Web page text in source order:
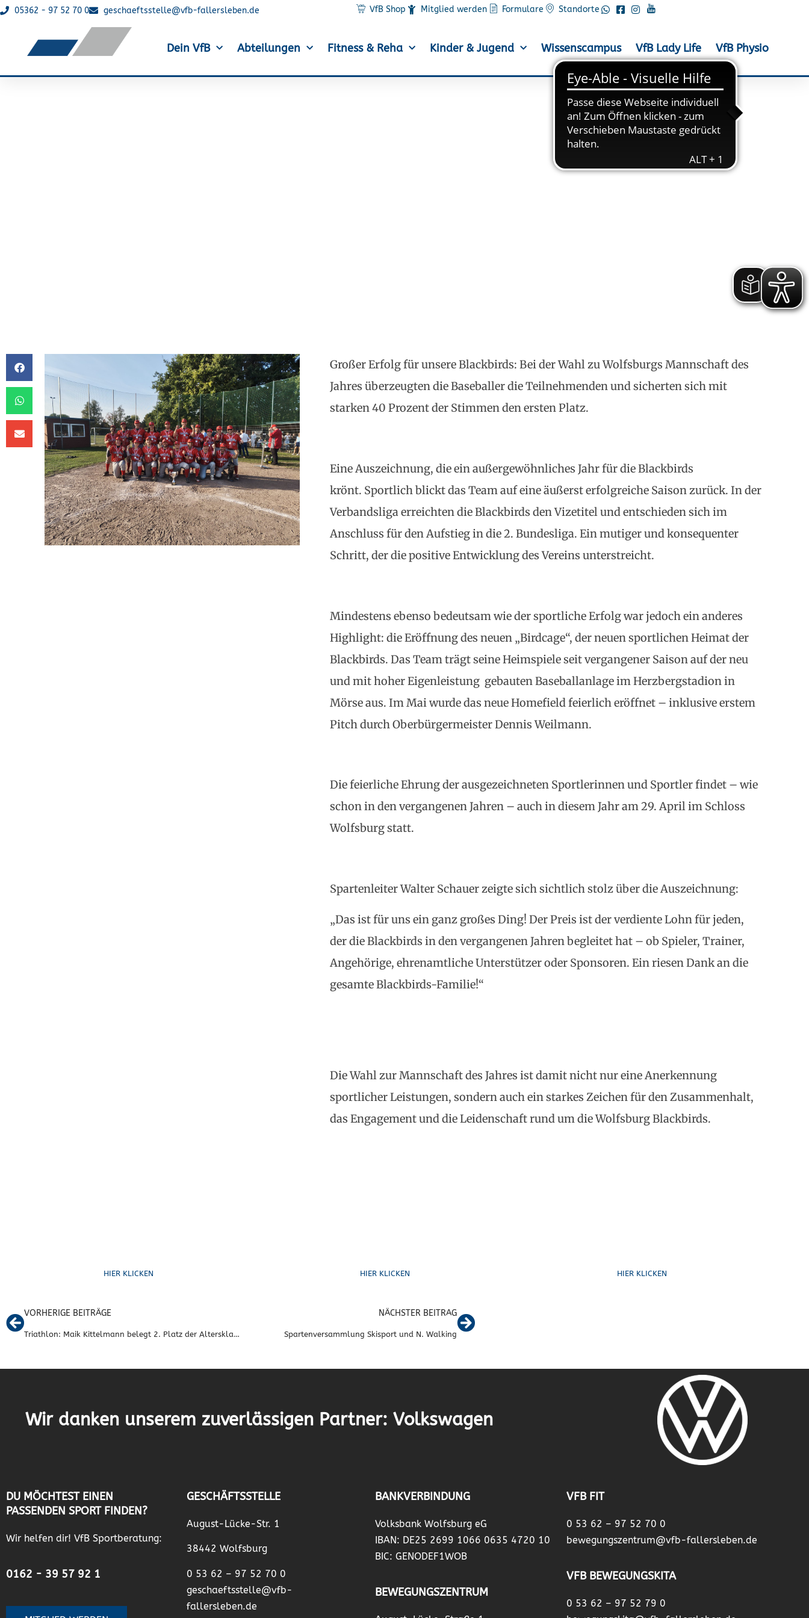
05362 - 97 52 70 0 geschaeftsstelle@vfb-fallersleben.de VfB Shop Mitglied werden Formulare Standorte
Dein VfB Abteilungen Fitness & Reha Kinder & Jugend Wissenscampus VfB Lady Life VfB Physio
Großer Erfolg für unsere Blackbirds: Bei der Wahl zu Wolfsburgs Mannschaft des
Jahres überzeugten die Baseballer die Teilnehmenden und sicherten sich mit
starken 40 Prozent der Stimmen den ersten Platz.
Eine Auszeichnung, die ein außergewöhnliches Jahr für die Blackbirds
krönt. Sportlich blickt das Team auf eine äußerst erfolgreiche Saison zurück. In der
Verbandsliga erreichten die Blackbirds den Vizetitel und entschieden sich im
Anschluss für den Aufstieg in die 2. Bundesliga. Ein mutiger und konsequenter
Schritt, der die positive Entwicklung des Vereins unterstreicht.
Mindestens ebenso bedeutsam wie der sportliche Erfolg war jedoch ein anderes
Highlight: die Eröffnung des neuen „Birdcage“, der neuen sportlichen Heimat der
Blackbirds. Das Team trägt seine Heimspiele seit vergangener Saison auf der neu
und mit hoher Eigenleistung gebauten Baseballanlage im Herzbergstadion in
Mörse aus. Im Mai wurde das neue Homefield feierlich eröffnet – inklusive erstem
Pitch durch Oberbürgermeister Dennis Weilmann.
Die feierliche Ehrung der ausgezeichneten Sportlerinnen und Sportler findet – wie
schon in den vergangenen Jahren – auch in diesem Jahr am 29. April im Schloss
Wolfsburg statt.
Spartenleiter Walter Schauer zeigte sich sichtlich stolz über die Auszeichnung:
„Das ist für uns ein ganz großes Ding! Der Preis ist der verdiente Lohn für jeden,
der die Blackbirds in den vergangenen Jahren begleitet hat – ob Spieler, Trainer,
Angehörige, ehrenamtliche Unterstützer oder Sponsoren. Ein riesen Dank an die
gesamte Blackbirds-Familie!“
Die Wahl zur Mannschaft des Jahres ist damit nicht nur eine Anerkennung
sportlicher Leistungen, sondern auch ein starkes Zeichen für den Zusammenhalt,
das Engagement und die Leidenschaft rund um die Wolfsburg Blackbirds.
HIER KLICKEN HIER KLICKEN HIER KLICKEN
VORHERIGE BEITRÄGE
Triathlon: Maik Kittelmann belegt 2. Platz der Altersklasse bei Halbmarathon
NÄCHSTER BEITRAG
Spartenversammlung Skisport und N. Walking
Wir danken unserem zuverlässigen Partner: Volkswagen
DU MÖCHTEST EINEN
PASSENDEN SPORT FINDEN?
Wir helfen dir! VfB Sportberatung:
0162 - 39 57 92 1
GESCHÄFTSSTELLE
August-Lücke-Str. 1
38442 Wolfsburg
0 53 62 – 97 52 70 0
geschaeftsstelle@vfb-
fallersleben.de
BANKVERBINDUNG
Volksbank Wolfsburg eG
IBAN: DE25 2699 1066 0635 4720 10
BIC: GENODEF1WOB
BEWEGUNGSZENTRUM
VFB FIT
0 53 62 – 97 52 70 0
bewegungszentrum@vfb-fallersleben.de
VFB BEWEGUNGSKITA
0 53 62 – 97 52 79 0